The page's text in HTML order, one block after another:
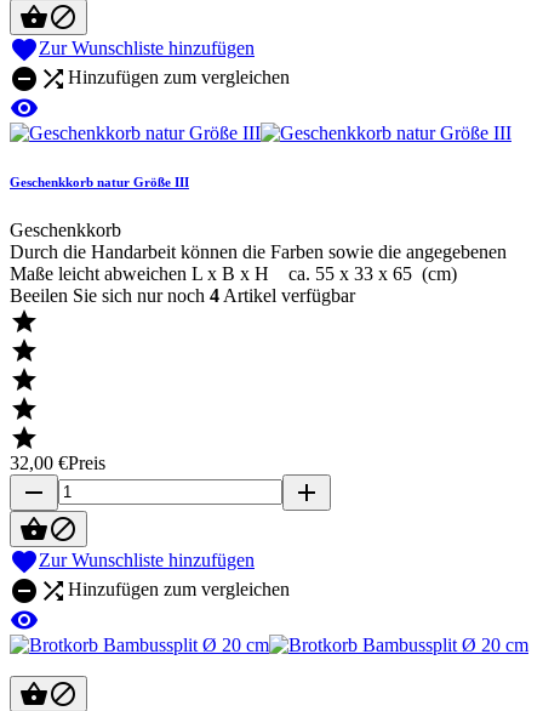

Zur Wunschliste hinzufügen
  Hinzufügen zum vergleichen

Geschenkkorb natur Größe III
Geschenkkorb
Durch die Handarbeit können die Farben sowie die angegebenen
Maße leicht abweichen L x B x H ca. 55 x 33 x 65 (cm)
Beeilen Sie sich nur noch 4 Artikel verfügbar





32,00 €Preis
remove
add

Zur Wunschliste hinzufügen
  Hinzufügen zum vergleichen

